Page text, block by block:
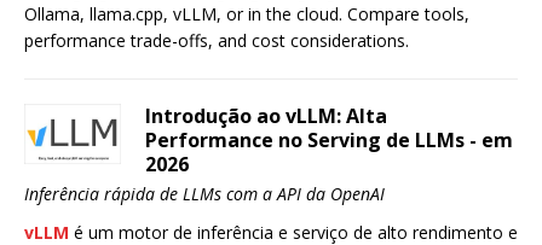
Ollama, llama.cpp, vLLM, or in the cloud. Compare tools,
performance trade-offs, and cost considerations.
Introdução ao vLLM: Alta
Performance no Serving de LLMs - em
2026
Inferência rápida de LLMs com a API da OpenAI
vLLM é um motor de inferência e serviço de alto rendimento e